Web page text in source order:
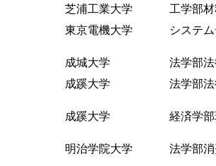
芝浦工業大学 工学部材
東京電機大学 システムデ
成城大学 法学部法
成蹊大学 法学部法
成蹊大学 経済学部現
明治学院大学 法学部消